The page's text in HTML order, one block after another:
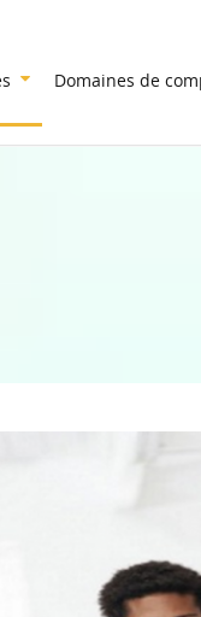
Domaines de